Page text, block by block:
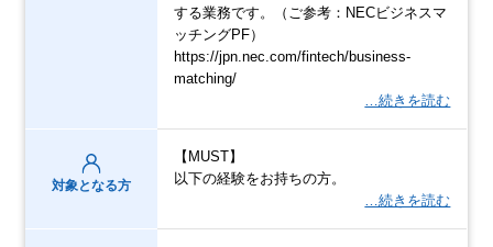
する業務です。（ご参考：NECビジネスマ
ッチングPF）
https://jpn.nec.com/fintech/business-
matching/
…続きを読む
対象となる方
【MUST】
以下の経験をお持ちの方。
…続きを読む